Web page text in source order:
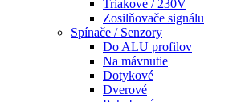
Triakové / 230V
Zosilňovače signálu
Spínače / Senzory
Do ALU profilov
Na mávnutie
Dotykové
Dverové